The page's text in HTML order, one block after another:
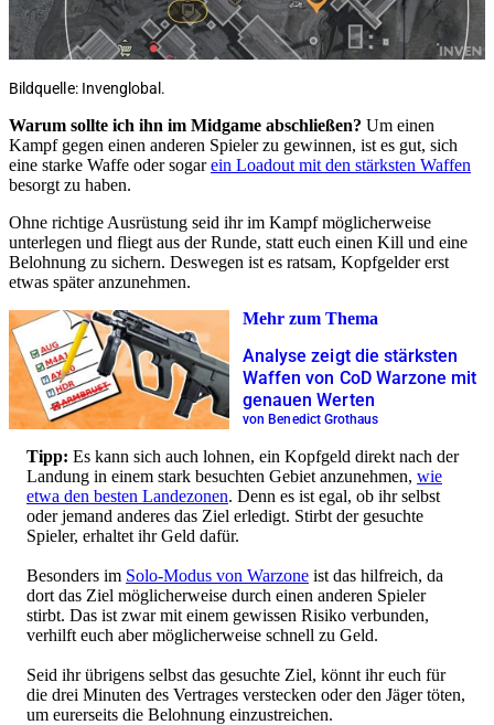
Bildquelle: Invenglobal.
Warum sollte ich ihn im Midgame abschließen? Um einen
Kampf gegen einen anderen Spieler zu gewinnen, ist es gut, sich
eine starke Waffe oder sogarein Loadout mit den stärksten Waffen
besorgt zu haben.
Ohne richtige Ausrüstung seid ihr im Kampf möglicherweise
unterlegen und fliegt aus der Runde, statt euch einen Kill und eine
Belohnung zu sichern. Deswegen ist es ratsam, Kopfgelder erst
etwas später anzunehmen.
Mehr zum Thema
Analyse zeigt die stärksten
Waffen von CoD Warzone mit
genauen Werten
von Benedict Grothaus
Tipp: Es kann sich auch lohnen, ein Kopfgeld direkt nach der
Landung in einem stark besuchten Gebiet anzunehmen, wie
etwa den besten Landezonen. Denn es ist egal, ob ihr selbst
oder jemand anderes das Ziel erledigt. Stirbt der gesuchte
Spieler, erhaltet ihr Geld dafür.
Besonders im Solo-Modus von Warzone ist das hilfreich, da
dort das Ziel möglicherweise durch einen anderen Spieler
stirbt. Das ist zwar mit einem gewissen Risiko verbunden,
verhilft euch aber möglicherweise schnell zu Geld.
Seid ihr übrigens selbst das gesuchte Ziel, könnt ihr euch für
die drei Minuten des Vertrages verstecken oder den Jäger töten,
um eurerseits die Belohnung einzustreichen.